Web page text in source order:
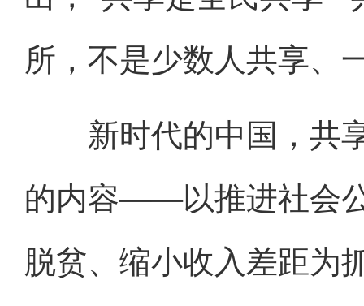
所，不是少数人共享、
新时代的中国，共享
的内容——以推进社会
脱贫、缩小收入差距为